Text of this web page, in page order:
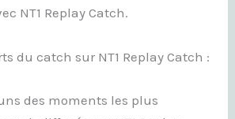
NT1 Replay Catch.
du catch sur NT1 Replay Catch :
des moments les plus